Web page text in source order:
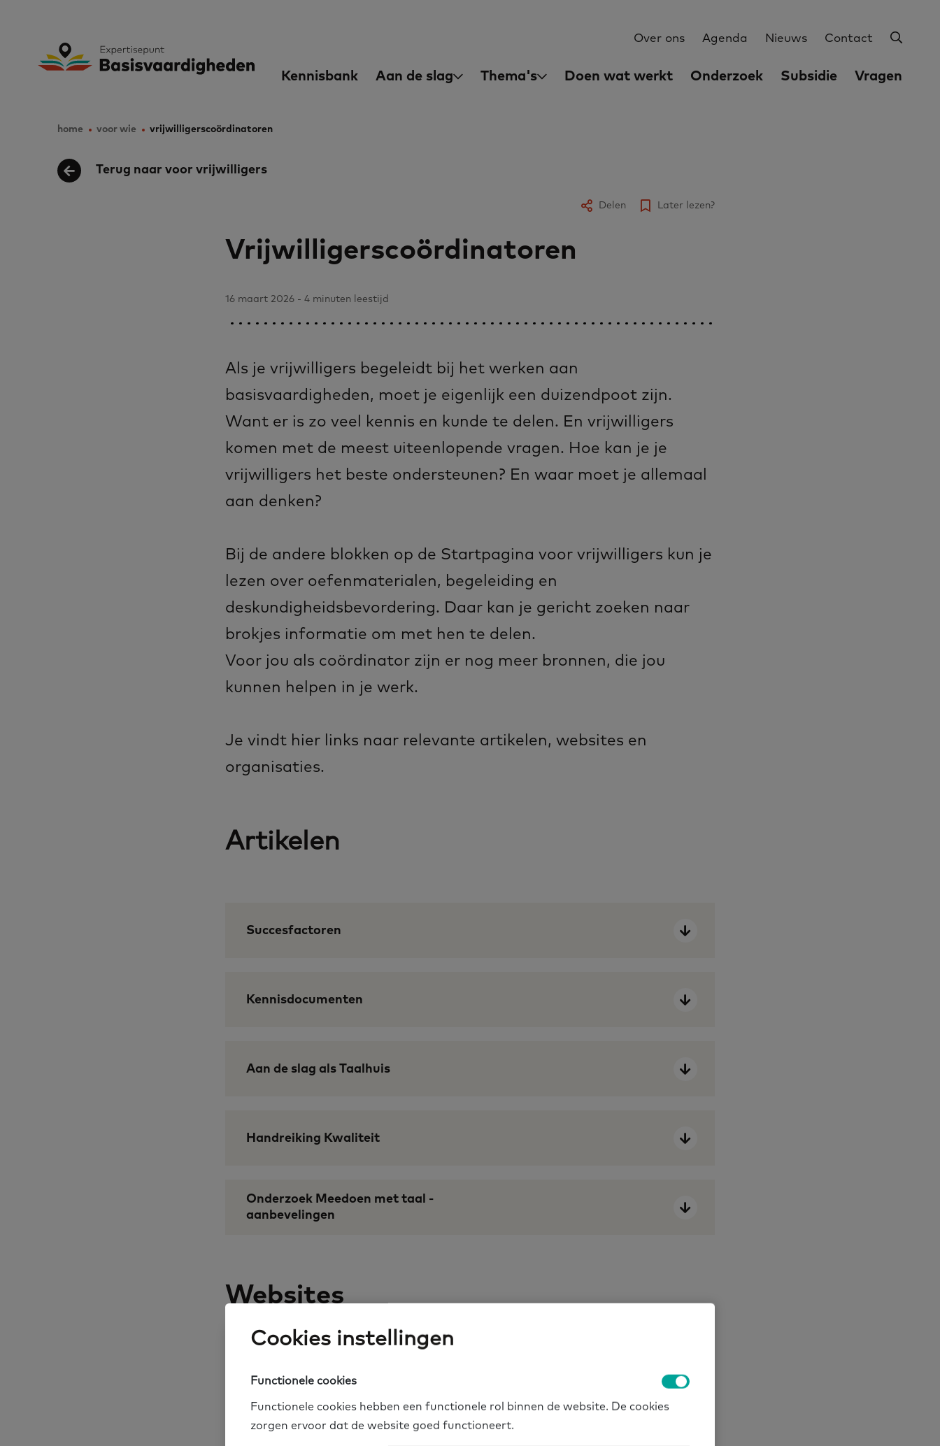
main
Expertisepunt Basisvaardigheden
Utilities
Over ons Agenda Nieuws Contact
Main
Kennisbank Aan de slag Thema's Doen wat werkt Onderzoek Subsidie Vragen
Breadcrumb
home voor wie vrijwilligerscoördinatoren
Terug naar voor vrijwilligers
Delen Later lezen?
Vrijwilligerscoördinatoren
16 maart 2026 - 4 minuten leestijd
Als je vrijwilligers begeleidt bij het werken aan
basisvaardigheden, moet je eigenlijk een duizendpoot zijn.
Want er is zo veel kennis en kunde te delen. En vrijwilligers
komen met de meest uiteenlopende vragen. Hoe kan je je
vrijwilligers het beste ondersteunen? En waar moet je allemaal
aan denken?
Bij de andere blokken op de Startpagina voor vrijwilligers kun je
lezen over oefenmaterialen, begeleiding en
deskundigheidsbevordering. Daar kan je gericht zoeken naar
brokjes informatie om met hen te delen.
Voor jou als coördinator zijn er nog meer bronnen, die jou
kunnen helpen in je werk.
Je vindt hier links naar relevante artikelen, websites en
organisaties.
Artikelen
Succesfactoren
Kennisdocumenten
Aan de slag als Taalhuis
Handreiking Kwaliteit
Onderzoek Meedoen met taal -
aanbevelingen
Websites
Oefenen.nl
Cookies instellingen
Functionele cookies
Functionele cookies hebben een functionele rol binnen de website. De cookies
zorgen ervoor dat de website goed functioneert.